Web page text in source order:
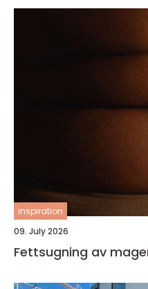
inspiration
09. July 2026
Fettsugning av